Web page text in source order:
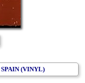
SPAIN (VINYL)